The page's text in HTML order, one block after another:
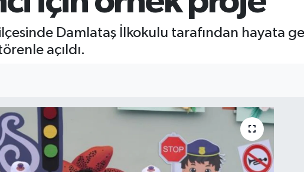
Damlataş İlkokulu tarafından hayata
açıldı.